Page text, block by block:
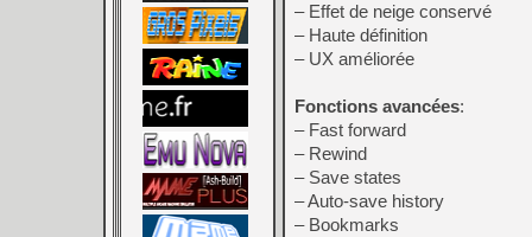
– Effet de neige conservé
– Haute définition
– UX améliorée
Fonctions avancées:
– Fast forward
– Rewind
– Save states
– Auto-save history
– Bookmarks